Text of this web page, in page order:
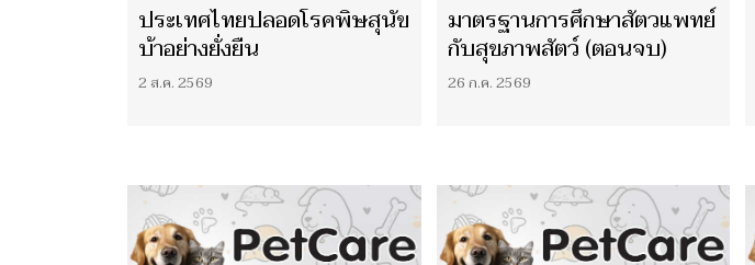
ประเทศไทยปลอดโรคพิษสุนัข
บ้าอย่างยั่งยืน
2 ส.ค. 2569
มาตรฐานการศึกษาสัตวแพทย์
กับสุขภาพสัตว์ (ตอนจบ)
26 ก.ค. 2569